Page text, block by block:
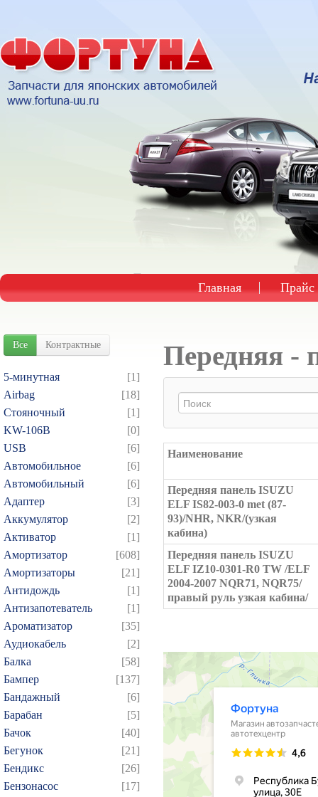
Главная Прайс
Все Контрактные
5-минутная
[1]
Airbag
[18]
Cтояночный
[1]
KW-106B
[0]
USB
[6]
Автомобильное
[6]
Автомобильный
[6]
Адаптер
[3]
Аккумулятор
[2]
Активатор
[1]
Амортизатор
[608]
Амортизаторы
[21]
Антидождь
[1]
Антизапотеватель
[1]
Ароматизатор
[35]
Аудиокабель
[2]
Балка
[58]
Бампер
[137]
Бандажный
[6]
Барабан
[5]
Бачок
[40]
Бегунок
[21]
Бендикс
[26]
Бензонасос
[17]
Передняя -
Наименование
Передняя панель ISUZU
ELF IS82-003-0 met (87-
93)/NHR, NKR/(узкая
кабина)
Передняя панель ISUZU
ELF IZ10-0301-R0 TW /ELF
2004-2007 NQR71, NQR75/
правый руль узкая кабина/